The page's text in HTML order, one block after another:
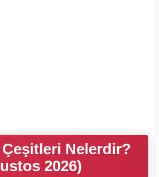
Nelerdir?
2026)